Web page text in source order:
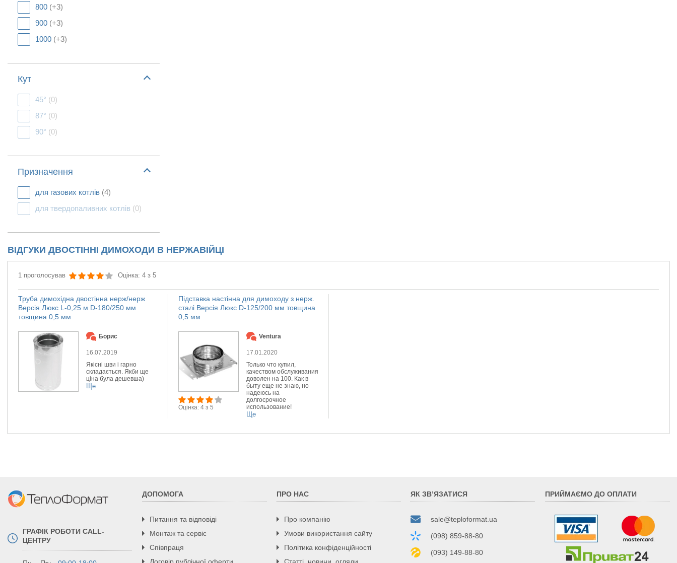
800 (+3)
900 (+3)
1000 (+3)
Кут
45° (0)
87° (0)
90° (0)
Призначення
для газових котлів (4)
для твердопаливних котлів (0)
ВІДГУКИ ДВОСТІННІ ДИМОХОДИ В НЕРЖАВІЙЦІ
1 проголосував Оцінка: 4 з 5
Труба димохідна двостінна нерж/нерж
Версія Люкс L-0,25 м D-180/250 мм
товщина 0,5 мм
Борис
16.07.2019
Якісні шви і гарно
складається. Якби ще
ціна була дешевша)
Ще
Підставка настінна для димоходу з нерж.
сталі Версія Люкс D-125/200 мм товщина
0,5 мм
Оцінка: 4 з 5
Ventura
17.01.2020
Только что купил,
качеством обслуживания
доволен на 100. Как в
быту еще не знаю, но
надеюсь на
долгосрочное
использование!
Ще
ДОПОМОГА
Питання та відповіді
Монтаж та сервіс
Співпраця
ПРО НАС
Про компанію
Умови використання сайту
Політика конфіденційності
ЯК ЗВ’ЯЗАТИСЯ
sale@teploformat.ua
(098) 859-88-80
(093) 149-88-80
ПРИЙМАЄМО ДО ОПЛАТИ
ГРАФІК РОБОТИ CALL-
ЦЕНТРУ